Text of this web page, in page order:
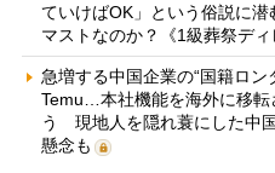
ていけばOK」という俗説に
マストなのか？《1級葬祭ディ
急増する中国企業の“国籍ロ
Temu…本社機能を海外に移転
う 現地人を隠れ蓑にした中
懸念も